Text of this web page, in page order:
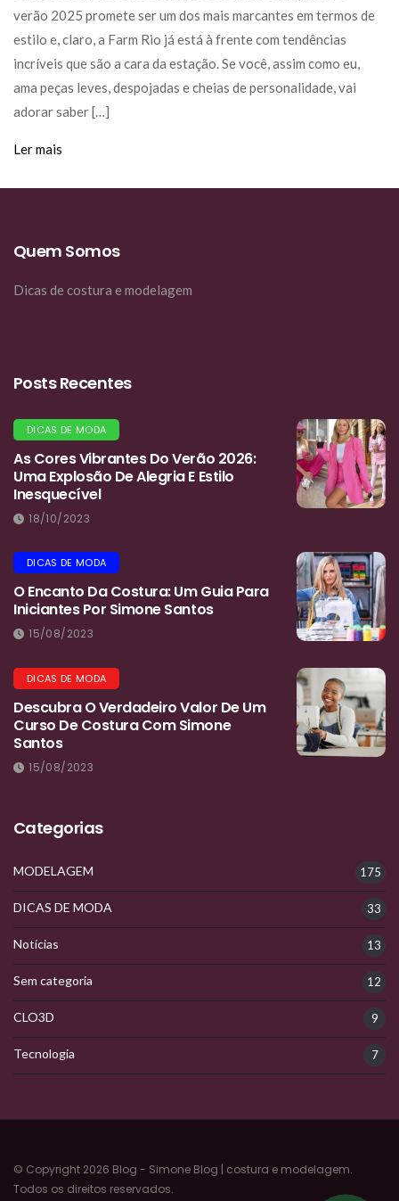
verão 2025 promete ser um dos mais marcantes em termos de
estilo e, claro, a Farm Rio já está à frente com tendências
incríveis que são a cara da estação. Se você, assim como eu,
ama peças leves, despojadas e cheias de personalidade, vai
adorar saber […]
Ler mais
Quem Somos
Dicas de costura e modelagem
Posts Recentes
DICAS DE MODA
As Cores Vibrantes Do Verão 2026:
Uma Explosão De Alegria E Estilo
Inesquecível
18/10/2023
DICAS DE MODA
O Encanto Da Costura: Um Guia Para
Iniciantes Por Simone Santos
15/08/2023
DICAS DE MODA
Descubra O Verdadeiro Valor De Um
Curso De Costura Com Simone
Santos
15/08/2023
Categorias
MODELAGEM 175
DICAS DE MODA 33
Notícias 13
Sem categoria 12
CLO3D 9
Tecnologia 7
© Copyright 2026 Blog - Simone Blog | costura e modelagem.
Todos os direitos reservados.